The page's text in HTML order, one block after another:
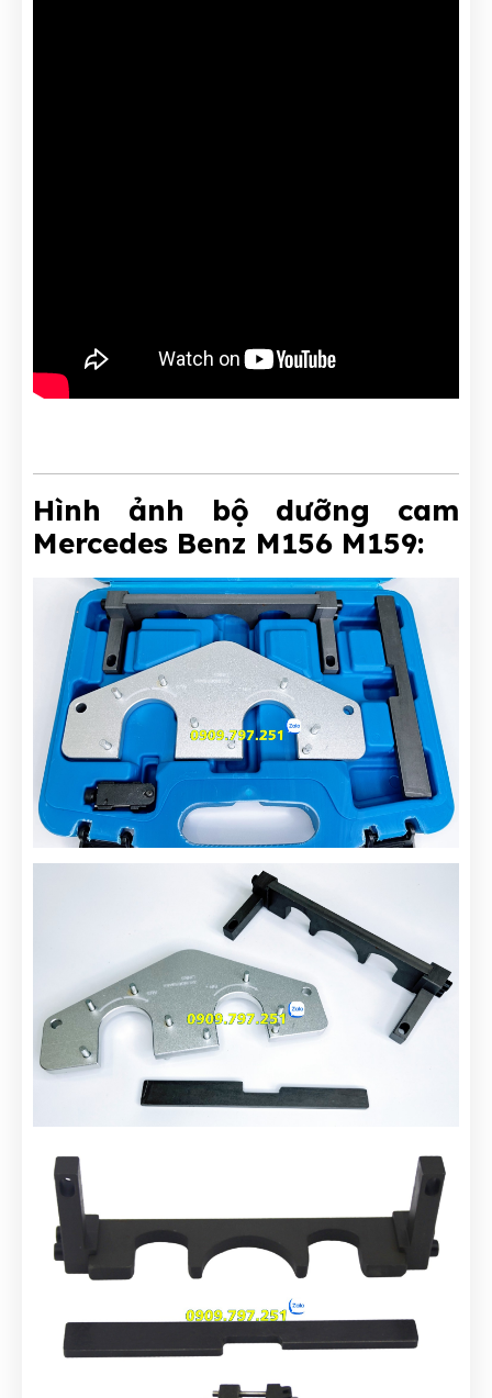
Hình ảnh bộ dưỡng cam
Mercedes Benz M156 M159: